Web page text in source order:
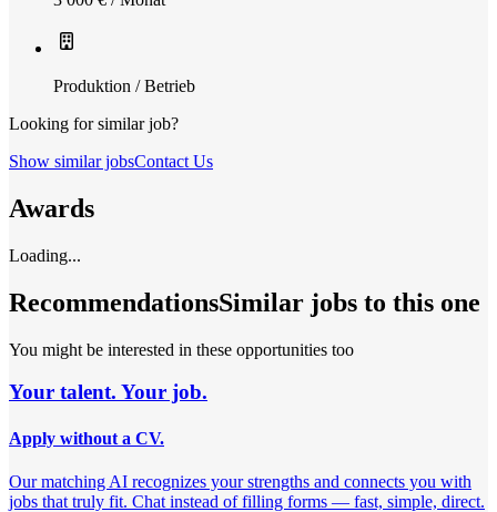
Produktion / Betrieb
Looking for similar job?
Show similar jobsContact Us
Awards
Loading...
RecommendationsSimilar jobs to this one
You might be interested in these opportunities too
Your talent. Your job.
Apply without a CV.
Our matching AI recognizes your strengths and connects you with
jobs that truly fit. Chat instead of filling forms — fast, simple, direct.